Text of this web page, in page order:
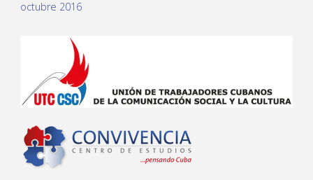
octubre 2016